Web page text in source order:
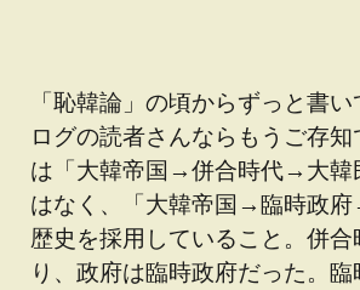
「恥韓論」の頃からずっと書
ログの読者さんならもうご存
は「大韓帝国→併合時代→大韓
はなく、「大韓帝国→臨時政
歴史を採用していること。併
り、政府は臨時政府だった。